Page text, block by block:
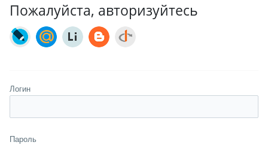
Пожалуйста, авторизуйтесь
Логин
Пароль